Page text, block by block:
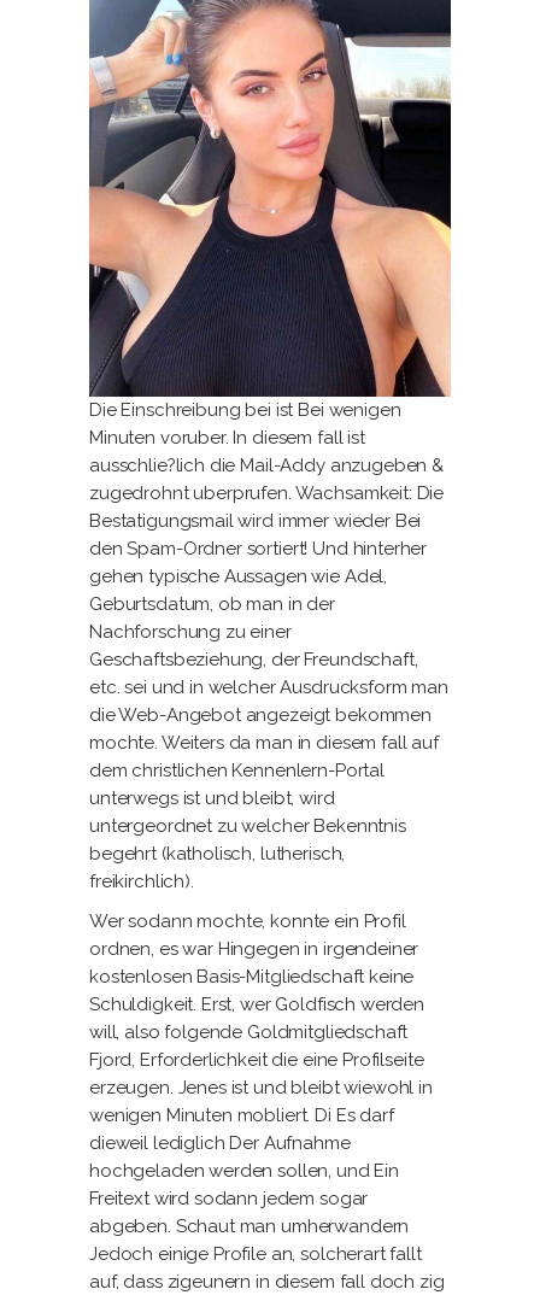
Die Einschreibung bei ist Bei wenigen
Minuten voruber. In diesem fall ist
ausschlie?lich die Mail-Addy anzugeben &
zugedrohnt uberprufen. Wachsamkeit: Die
Bestatigungsmail wird immer wieder Bei
den Spam-Ordner sortiert! Und hinterher
gehen typische Aussagen wie Adel,
Geburtsdatum, ob man in der
Nachforschung zu einer
Geschaftsbeziehung, der Freundschaft,
etc. sei und in welcher Ausdrucksform man
die Web-Angebot angezeigt bekommen
mochte. Weiters da man in diesem fall auf
dem christlichen Kennenlern-Portal
unterwegs ist und bleibt, wird
untergeordnet zu welcher Bekenntnis
begehrt (katholisch, lutherisch,
freikirchlich).
Wer sodann mochte, konnte ein Profil
ordnen, es war Hingegen in irgendeiner
kostenlosen Basis-Mitgliedschaft keine
Schuldigkeit. Erst, wer Goldfisch werden
will, also folgende Goldmitgliedschaft
Fjord, Erforderlichkeit die eine Profilseite
erzeugen. Jenes ist und bleibt wiewohl in
wenigen Minuten mobliert. Di Es darf
dieweil lediglich Der Aufnahme
hochgeladen werden sollen, und Ein
Freitext wird sodann jedem sogar
abgeben. Schaut man umherwandern
Jedoch einige Profile an, solcherart fallt
auf, dass zigeunern in diesem fall doch zig